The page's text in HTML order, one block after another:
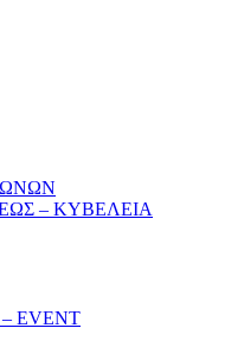
– ΚΥΒΕΛΕΙΑ
EVENT